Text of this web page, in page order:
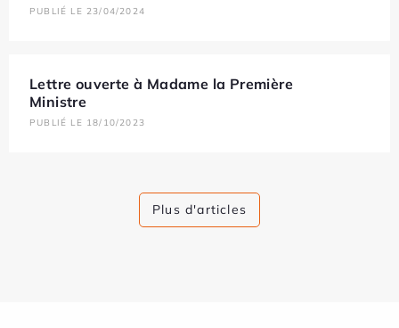
PUBLIÉ LE 23/04/2024
Lettre ouverte à Madame la Première
Ministre
PUBLIÉ LE 18/10/2023
Plus d'articles